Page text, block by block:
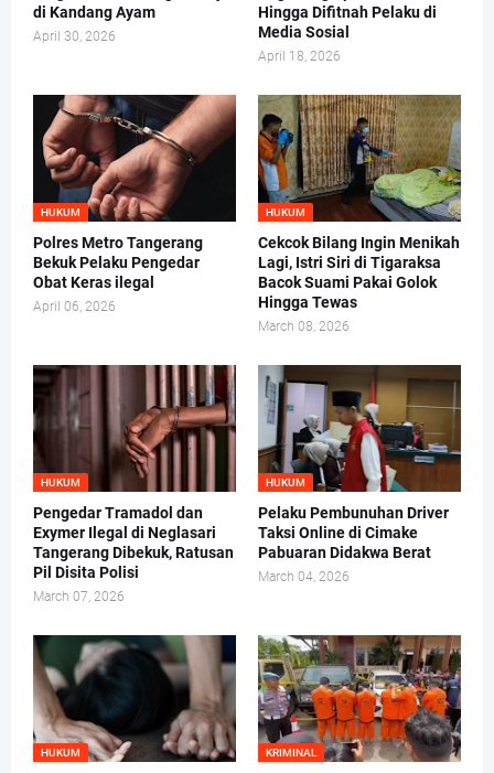
di Kandang Ayam
April 30, 2026
Hingga Difitnah Pelaku di
Media Sosial
April 18, 2026
HUKUM
Polres Metro Tangerang
Bekuk Pelaku Pengedar
Obat Keras ilegal
April 06, 2026
HUKUM
Cekcok Bilang Ingin Menikah
Lagi, Istri Siri di Tigaraksa
Bacok Suami Pakai Golok
Hingga Tewas
March 08, 2026
HUKUM
Pengedar Tramadol dan
Exymer Ilegal di Neglasari
Tangerang Dibekuk, Ratusan
Pil Disita Polisi
March 07, 2026
HUKUM
Pelaku Pembunuhan Driver
Taksi Online di Cimake
Pabuaran Didakwa Berat
March 04, 2026
HUKUM KRIMINAL